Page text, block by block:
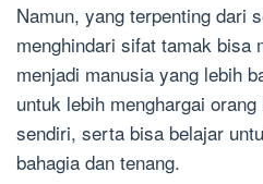
Namun, yang terpenting dari
menghindari sifat tamak bisa
menjadi manusia yang lebih
untuk lebih menghargai
sendiri, serta bisa belajar
bahagia dan tenang.